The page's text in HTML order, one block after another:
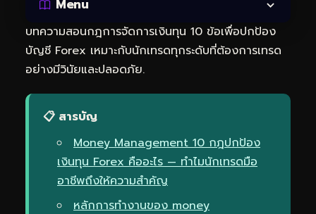
Menu
บทความสอนกฎการจัดการเงินทุน 10 ข้อเพื่อปกป้อง
บัญชี Forex เหมาะกับนักเทรดทุกระดับที่ต้องการเทรด
อย่างมีวินัยและปลอดภัย.
📋 สารบัญ
Money Management 10 กฎปกป้อง
เงินทุน Forex คืออะไร — ทำไมนักเทรดมือ
อาชีพถึงให้ความสำคัญ
หลักการทำงานของ money